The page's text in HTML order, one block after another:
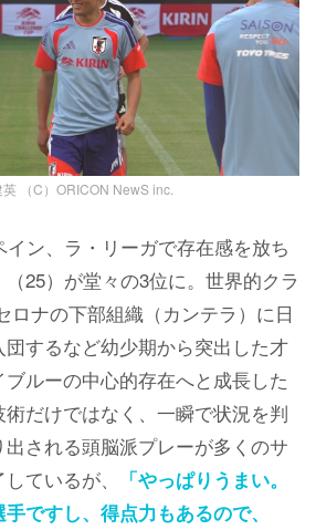
英 （C）ORICON NewS inc.
ン、ラ・リーガで存在感を放ち
（25）が堂々の3位に。世界的クラ
ロナの下部組織（カンテラ）に日
するなど幼少期から突出した才
ルーの中心的存在へと成長した
だけではなく、一瞬で状況を判
される頭脳派プレーが多くのサ
ているが、
「やっぱりうまい。
ですし、得点力もあるので、